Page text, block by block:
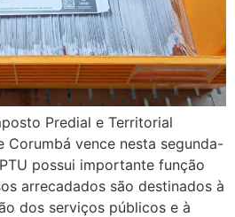
Predial e Territorial
Corumbá vence nesta segunda-
possui importante função
arrecadados são destinados à
dos serviços públicos e à